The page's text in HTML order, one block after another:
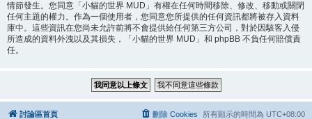
情節發生。您同意「小貓的世界 MUD」有權在任何時間移除、修改、移動或關閉
任何主題的權力。作為一個使用者，您同意您所提供的任何資訊都將被存入資料
庫中。這些資訊在您尚未允許前將不會提供給任何第三方公司，對於因駭客入侵
所造成的資料外洩以及其損失，「小貓的世界 MUD」和 phpBB 不負任何賠償責
任。
討論區首頁 所有顯示的時間為 UTC+08:00
刪除 Cookies